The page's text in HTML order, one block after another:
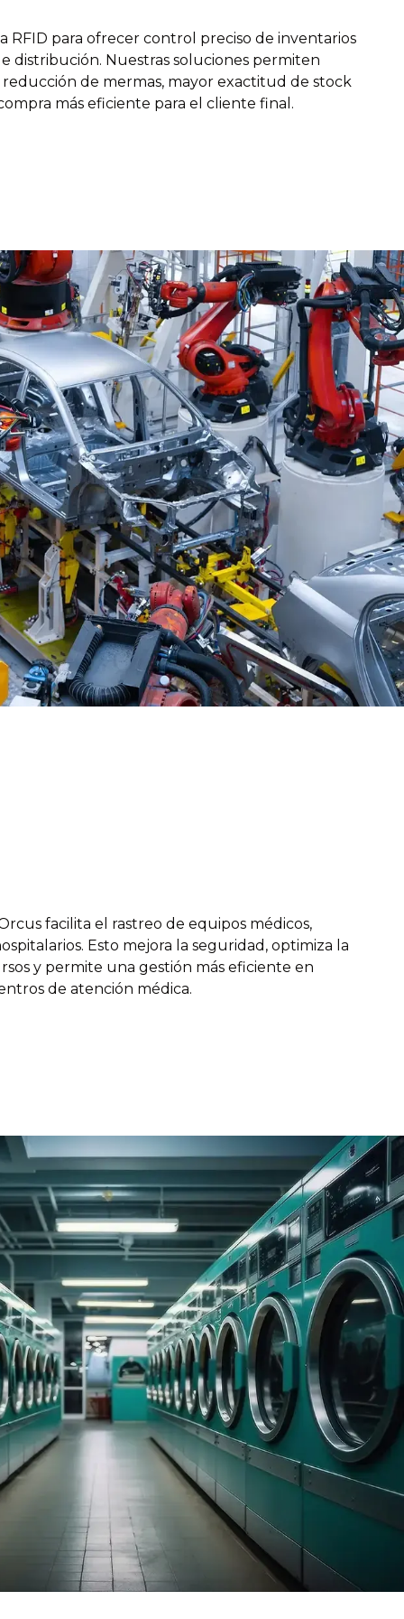
RFID para ofrecer control preciso de inventarios
distribución. Nuestras soluciones permiten
de mermas, mayor exactitud de stock
más eficiente para el cliente final.
facilita el rastreo de equipos médicos,
Esto mejora la seguridad, optimiza la
y permite una gestión más eficiente en
de atención médica.